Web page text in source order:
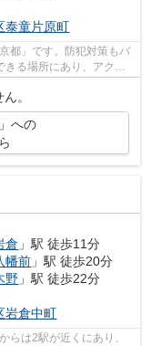
泰童片原町
都」です。防犯対策もバ
る場所にあり、アクセ
。
への
倉 」駅 徒歩11分
幡前 」駅 徒歩20分
野 」駅 徒歩22分
岩倉中町
らは2駅が近くにあり、